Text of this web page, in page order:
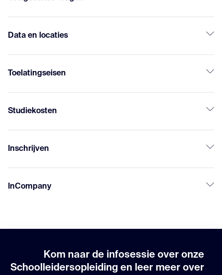
Data en locaties
Toelatingseisen
Studiekosten
Inschrijven
InCompany
Kom naar de infosessie over onze
Schoolleidersopleiding en leer meer over